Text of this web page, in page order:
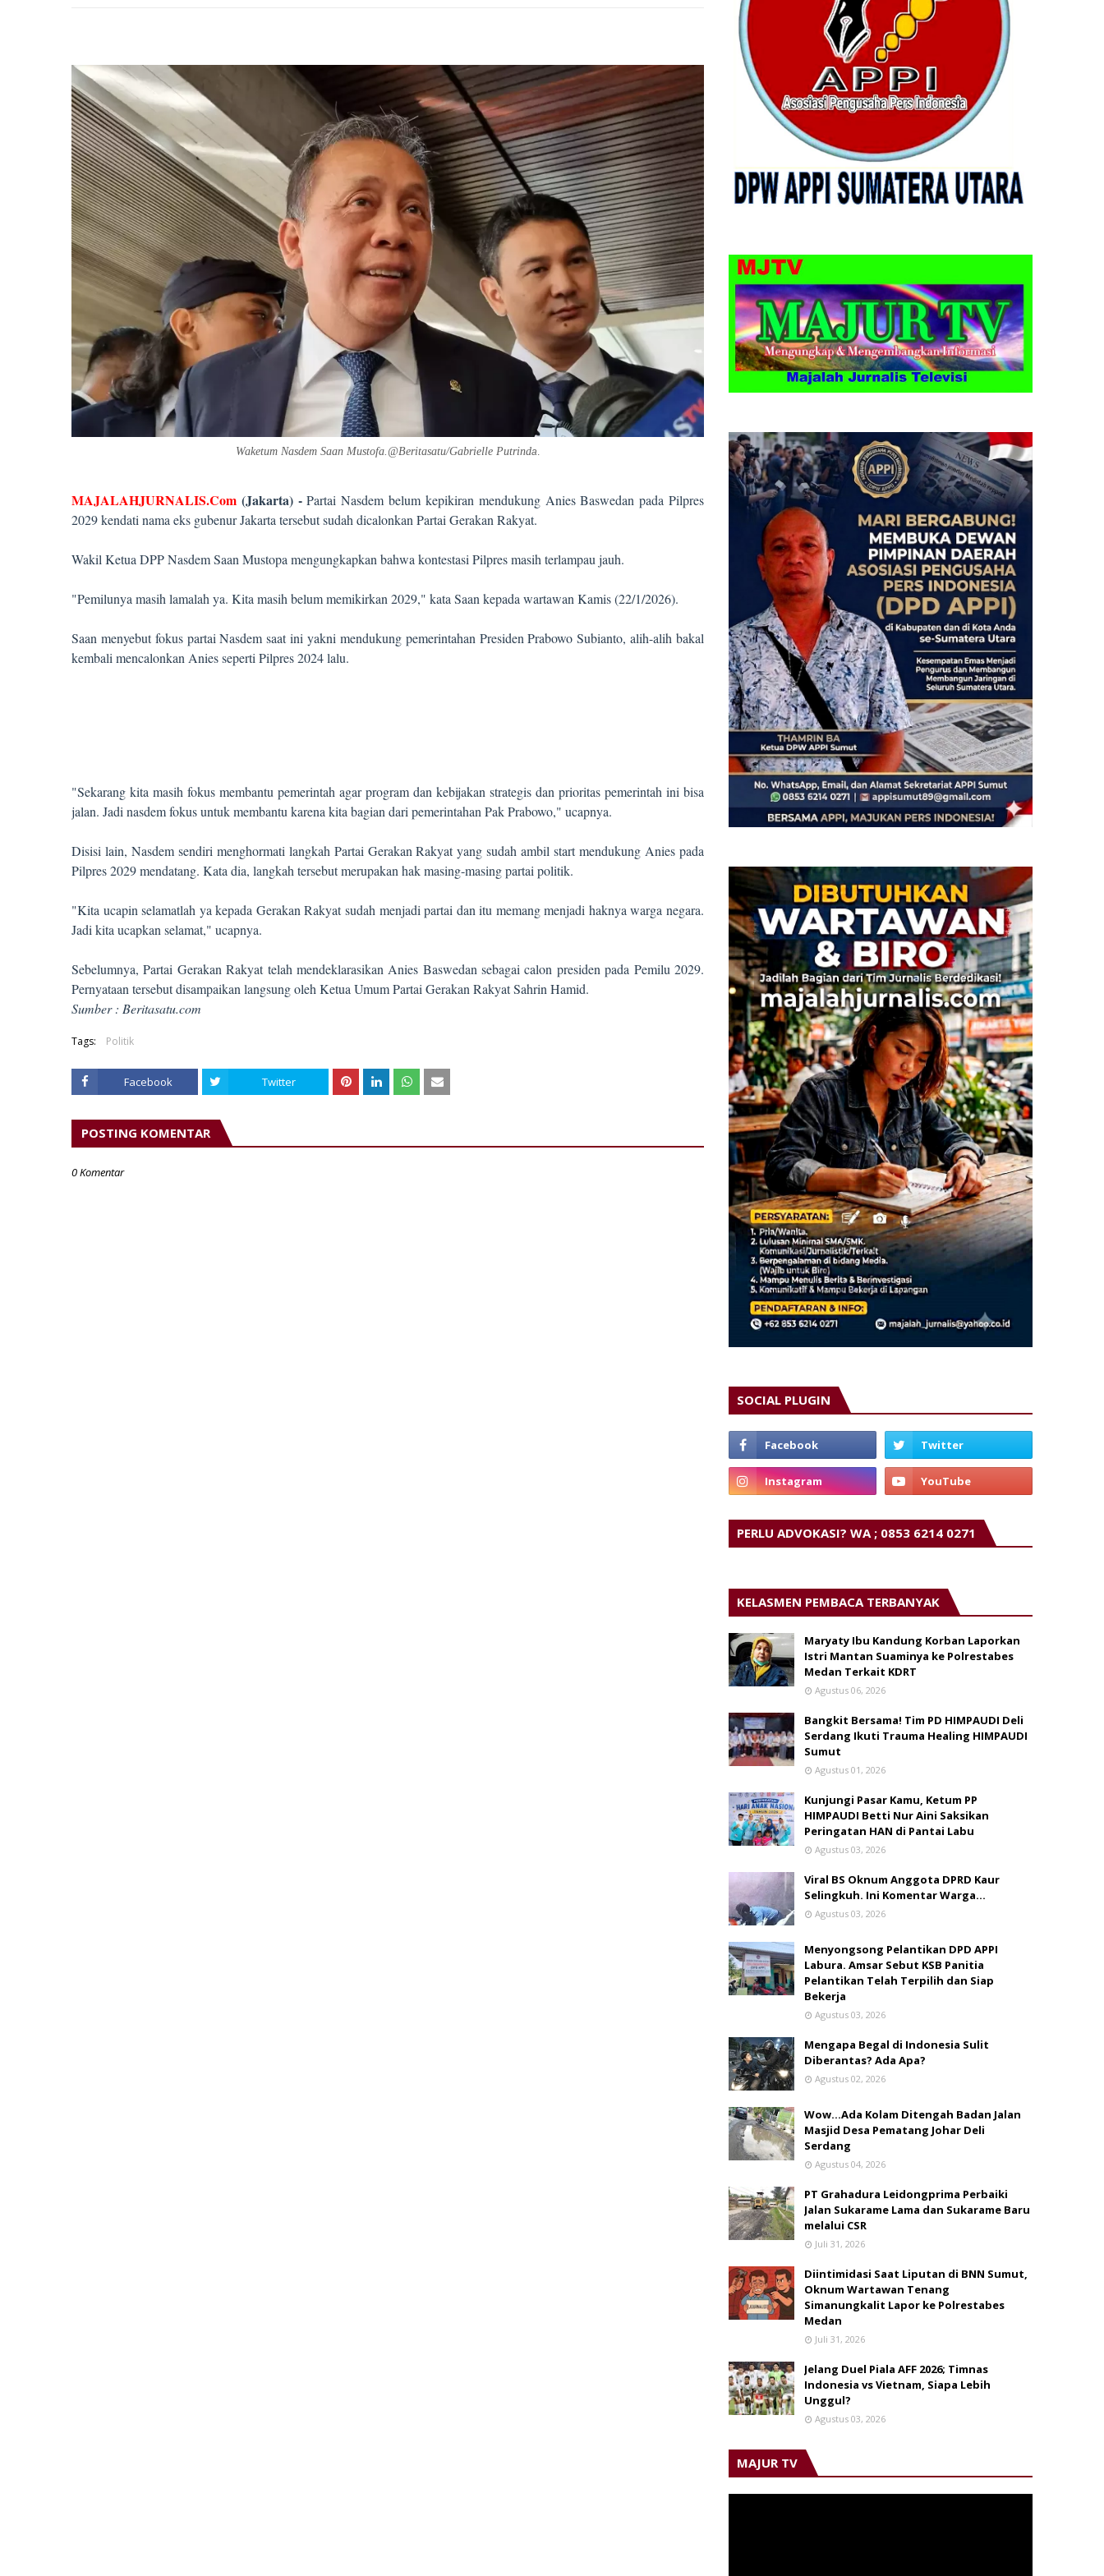
Waketum Nasdem Saan Mustofa.@Beritasatu/Gabrielle Putrinda.
MAJALAHJURNALIS.Com (Jakarta)-Partai Nasdem belum kepikiran mendukung Anies Baswedan pada Pilpres
2029 kendati nama eks gubenur Jakarta tersebut sudah dicalonkan Partai Gerakan Rakyat.
Wakil Ketua DPP Nasdem Saan Mustopa mengungkapkan bahwa kontestasi Pilpres masih terlampau jauh.
"Pemilunya masih lamalah ya. Kita masih belum memikirkan 2029," kata Saan kepada wartawan Kamis (22/1/2026).
Saan menyebut fokus partai Nasdem saat ini yakni mendukung pemerintahan Presiden Prabowo Subianto, alih-alih bakal
kembali mencalonkan Anies seperti Pilpres 2024 lalu.
"Sekarang kita masih fokus membantu pemerintah agar program dan kebijakan strategis dan prioritas pemerintah ini bisa
jalan. Jadi nasdem fokus untuk membantu karena kita bagian dari pemerintahan Pak Prabowo," ucapnya.
Disisi lain, Nasdem sendiri menghormati langkah Partai Gerakan Rakyat yang sudah ambil start mendukung Anies pada
Pilpres 2029 mendatang. Kata dia, langkah tersebut merupakan hak masing-masing partai politik.
"Kita ucapin selamatlah ya kepada Gerakan Rakyat sudah menjadi partai dan itu memang menjadi haknya warga negara.
Jadi kita ucapkan selamat," ucapnya.
Sebelumnya, Partai Gerakan Rakyat telah mendeklarasikan Anies Baswedan sebagai calon presiden pada Pemilu 2029.
Pernyataan tersebut disampaikan langsung oleh Ketua Umum Partai Gerakan Rakyat Sahrin Hamid.
Sumber : Beritasatu.com
Tags: Politik
Facebook Twitter
POSTING KOMENTAR
0 Komentar
SOCIAL PLUGIN
PERLU ADVOKASI? WA ; 0853 6214 0271
KELASMEN PEMBACA TERBANYAK
Maryaty Ibu Kandung Korban Laporkan
Istri Mantan Suaminya ke Polrestabes
Medan Terkait KDRT
Agustus 06, 2026
Bangkit Bersama! Tim PD HIMPAUDI Deli
Serdang Ikuti Trauma Healing HIMPAUDI
Sumut
Agustus 01, 2026
Kunjungi Pasar Kamu, Ketum PP
HIMPAUDI Betti Nur Aini Saksikan
Peringatan HAN di Pantai Labu
Agustus 03, 2026
Viral BS Oknum Anggota DPRD Kaur
Selingkuh. Ini Komentar Warga…
Agustus 03, 2026
Menyongsong Pelantikan DPD APPI
Labura. Amsar Sebut KSB Panitia
Pelantikan Telah Terpilih dan Siap
Bekerja
Agustus 03, 2026
Mengapa Begal di Indonesia Sulit
Diberantas? Ada Apa?
Agustus 02, 2026
Wow...Ada Kolam Ditengah Badan Jalan
Masjid Desa Pematang Johar Deli
Serdang
Agustus 04, 2026
PT Grahadura Leidongprima Perbaiki
Jalan Sukarame Lama dan Sukarame Baru
melalui CSR
Juli 31, 2026
Diintimidasi Saat Liputan di BNN Sumut,
Oknum Wartawan Tenang
Simanungkalit Lapor ke Polrestabes
Medan
Juli 31, 2026
Jelang Duel Piala AFF 2026; Timnas
Indonesia vs Vietnam, Siapa Lebih
Unggul?
Agustus 03, 2026
MAJUR TV